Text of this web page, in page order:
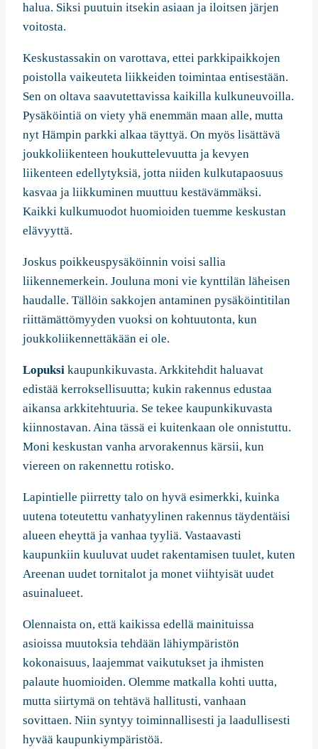
halua. Siksi puutuin itsekin asiaan ja iloitsen järjen
voitosta.
Keskustassakin on varottava, ettei parkkipaikkojen
poistolla vaikeuteta liikkeiden toimintaa entisestään.
Sen on oltava saavutettavissa kaikilla kulkuneuvoilla.
Pysäköintiä on viety yhä enemmän maan alle, mutta
nyt Hämpin parkki alkaa täyttyä. On myös lisättävä
joukkoliikenteen houkuttelevuutta ja kevyen
liikenteen edellytyksiä, jotta niiden kulkutapaosuus
kasvaa ja liikkuminen muuttuu kestävämmäksi.
Kaikki kulkumuodot huomioiden tuemme keskustan
elävyyttä.
Joskus poikkeuspysäköinnin voisi sallia
liikennemerkein. Jouluna moni vie kynttilän läheisen
haudalle. Tällöin sakkojen antaminen pysäköintitilan
riittämättömyyden vuoksi on kohtuutonta, kun
joukkoliikennettäkään ei ole.
Lopuksi kaupunkikuvasta. Arkkitehdit haluavat
edistää kerroksellisuutta; kukin rakennus edustaa
aikansa arkkitehtuuria. Se tekee kaupunkikuvasta
kiinnostavan. Aina tässä ei kuitenkaan ole onnistuttu.
Moni keskustan vanha arvorakennus kärsii, kun
viereen on rakennettu rotisko.
Lapintielle piirretty talo on hyvä esimerkki, kuinka
uutena toteutettu vanhatyylinen rakennus täydentäisi
alueen eheyttä ja vanhaa tyyliä. Vastaavasti
kaupunkiin kuuluvat uudet rakentamisen tuulet, kuten
Areenan uudet tornitalot ja monet viihtyisät uudet
asuinalueet.
Olennaista on, että kaikissa edellä mainituissa
asioissa muutoksia tehdään lähiympäristön
kokonaisuus, laajemmat vaikutukset ja ihmisten
palaute huomioiden. Olemme matkalla kohti uutta,
mutta siirtymä on tehtävä hallitusti, vanhaan
sovittaen. Niin syntyy toiminnallisesti ja laadullisesti
hyvää kaupunkiympäristöä.